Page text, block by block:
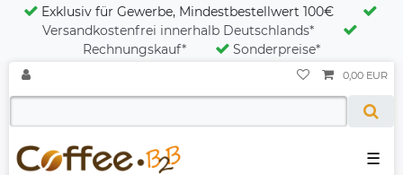
Exklusiv für Gewerbe, Mindestbestellwert 100€
Versandkostenfrei innerhalb Deutschlands*
Rechnungskauf*
Sonderpreise*
☰
0,00 EUR